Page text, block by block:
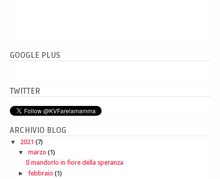
GOOGLE PLUS
TWITTER
ARCHIVIO BLOG
▼ 2021 (7)
▼ marzo (1)
Il mandorlo in fiore della speranza
► febbraio (1)